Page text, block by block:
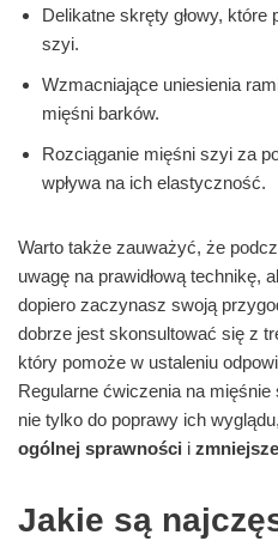
Delikatne skręty głowy,
szyi.
Wzmacniające uniesienia
mięśni barków.
Rozciąganie mięśni szyi za
wpływa na ich elastyczność.
Warto także zauważyć, że
uwagę na prawidłową technikę,
dopiero zaczynasz swoją
dobrze jest skonsultować się z
który pomoże w ustaleniu
Regularne ćwiczenia na
nie tylko do poprawy ich
ogólnej sprawności i
Jakie są